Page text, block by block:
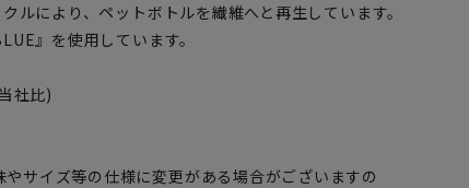
ルにより、ペットボトルを繊維へと再生しています。
』を使用しています。
社比)
サイズ等の仕様に変更がある場合がございますの